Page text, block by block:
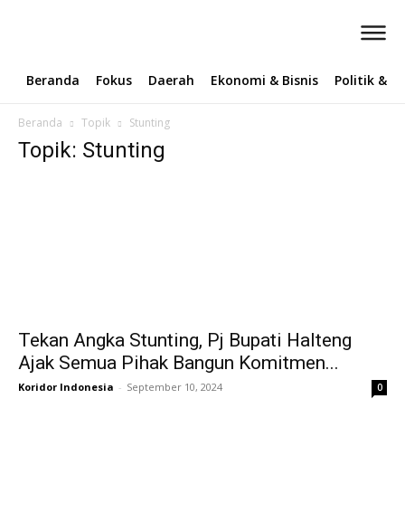
Beranda Fokus Daerah Ekonomi & Bisnis Politik &
Beranda Topik Stunting
Topik: Stunting
Tekan Angka Stunting, Pj Bupati Halteng
Ajak Semua Pihak Bangun Komitmen...
Koridor Indonesia - September 10, 2024 0